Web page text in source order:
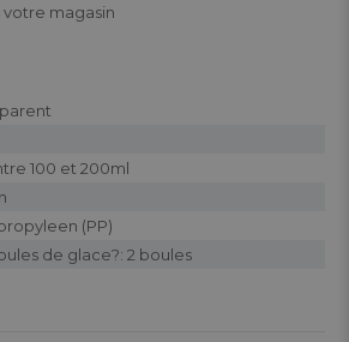
votre magasin
100 et 200ml
(PP)
de glace?: 2 boules